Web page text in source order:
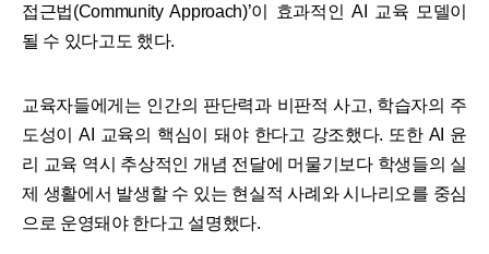
접근법(Community Approach)’이 효과적인 AI 교육 모델이
될 수 있다고도 했다.​
교육자들에게는 인간의 판단력과 비판적 사고, 학습자의 주
도성이 AI 교육의 핵심이 돼야 한다고 강조했다. 또한 AI 윤
리 교육 역시 추상적인 개념 전달에 머물기보다 학생들의 실
제 생활에서 발생할 수 있는 현실적 사례와 시나리오를 중심
으로 운영돼야 한다고 설명했다.